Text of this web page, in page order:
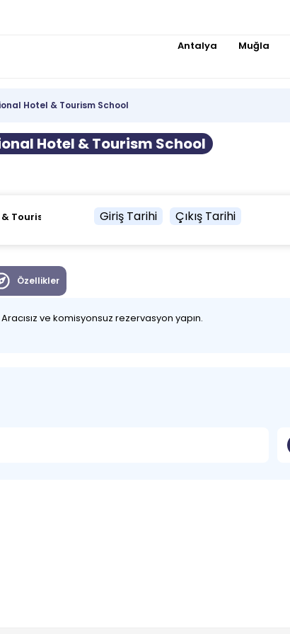
Antalya Muğla
Hotel & Tourism School
Hotel & Tourism School
Giriş Tarihi Çıkış Tarihi
Özellikler
Aracısız ve komisyonsuz rezervasyon yapın.